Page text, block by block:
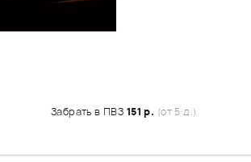
Забрать в ПВЗ 151 р. (от 5 д.)